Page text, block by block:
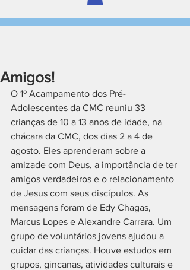
Amigos!
O 1º Acampamento dos Pré-
Adolescentes da CMC reuniu 33
crianças de 10 a 13 anos de idade, na
chácara da CMC, dos dias 2 a 4 de
agosto. Eles aprenderam sobre a
amizade com Deus, a importância de ter
amigos verdadeiros e o relacionamento
de Jesus com seus discípulos. As
mensagens foram de Edy Chagas,
Marcus Lopes e Alexandre Carrara. Um
grupo de voluntários jovens ajudou a
cuidar das crianças. Houve estudos em
grupos, gincanas, atividades culturais e